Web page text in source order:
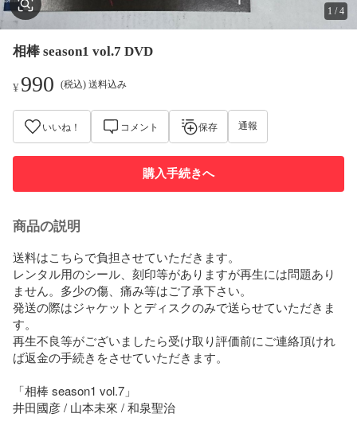
1 /4
相棒 season1 vol.7 DVD
¥990 (税込) 送料込み
いいね！ コメント 保存 通報
購入手続きへ
商品の説明
送料はこちらで負担させていただきます。
レンタル用のシール、刻印等がありますが再生には問題あり
ません。多少の傷、痛み等はご了承下さい。
発送の際はジャケットとディスクのみで送らせていただきま
す。
再生不良等がございましたら受け取り評価前にご連絡頂けれ
ば返金の手続きをさせていただきます。
「相棒 season1 vol.7」
井田國彦 / 山本未來 / 和泉聖治